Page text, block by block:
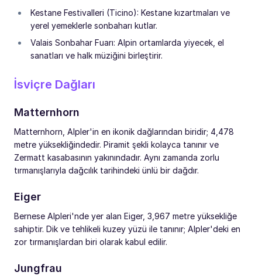
Kestane Festivalleri (Ticino): Kestane kızartmaları ve
yerel yemeklerle sonbaharı kutlar.
Valais Sonbahar Fuarı: Alpin ortamlarda yiyecek, el
sanatları ve halk müziğini birleştirir.
İsviçre Dağları
Matternhorn
Matternhorn, Alpler'in en ikonik dağlarından biridir; 4,478
metre yüksekliğindedir. Piramit şekli kolayca tanınır ve
Zermatt kasabasının yakınındadır. Aynı zamanda zorlu
tırmanışlarıyla dağcılık tarihindeki ünlü bir dağdır.
Eiger
Bernese Alpleri'nde yer alan Eiger, 3,967 metre yüksekliğe
sahiptir. Dik ve tehlikeli kuzey yüzü ile tanınır; Alpler'deki en
zor tırmanışlardan biri olarak kabul edilir.
Jungfrau